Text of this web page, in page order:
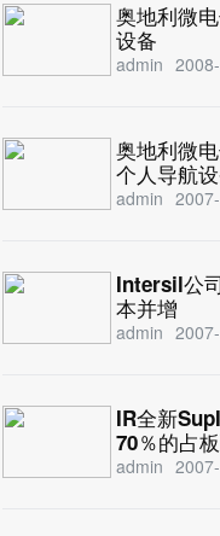
奥地利微
设备
admin
奥地利微
个人导航
admin
Intersil公
本并增
admin
IR全新
70％的占
admin